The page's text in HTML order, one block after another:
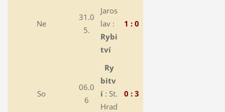
Ne
31.0
5.
Jaros
lav :
Rybi
tví
1 : 0
So
06.0
6
Ry
bitv
í: St.
Hrad
0 : 3